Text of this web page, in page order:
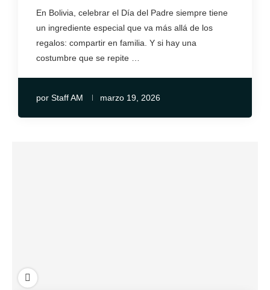
En Bolivia, celebrar el Día del Padre siempre tiene
un ingrediente especial que va más allá de los
regalos: compartir en familia. Y si hay una
costumbre que se repite …
por Staff AM marzo 19, 2026